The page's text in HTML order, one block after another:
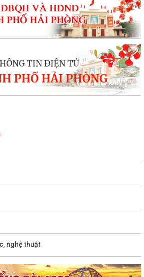
nghệ thuật
quả kỳ xét tuyển viên chức Ban quản lý dự án
LỄ CHÀO CỜ ĐẦU THÁNG 8/2026
giải quyết từ 50% trở lên hơn 1.900 thủ tục
CÁC QUYẾT ĐỊNH VỀ CÔNG TÁC CÁN BỘ